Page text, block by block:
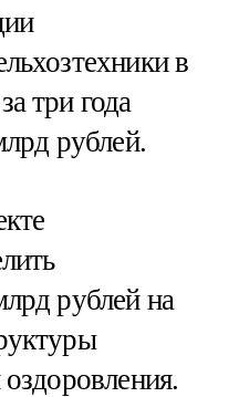
в
три года
рублей.
рублей на